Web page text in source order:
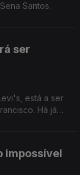
Santos.
ser
está a ser
Há já
impossível